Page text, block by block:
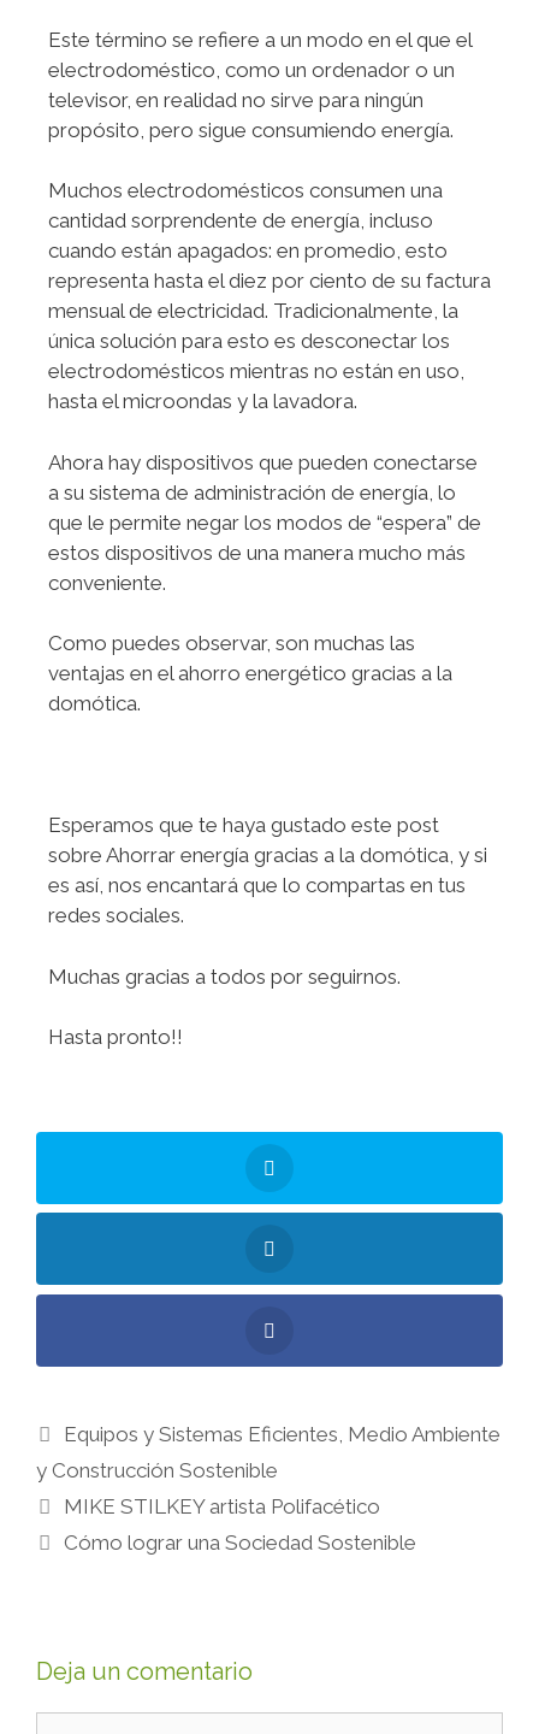
Este término se refiere a un modo en el que el
electrodoméstico, como un ordenador o un
televisor, en realidad no sirve para ningún
propósito, pero sigue consumiendo energía.
Muchos electrodomésticos consumen una
cantidad sorprendente de energía, incluso
cuando están apagados: en promedio, esto
representa hasta el diez por ciento de su factura
mensual de electricidad. Tradicionalmente, la
única solución para esto es desconectar los
electrodomésticos mientras no están en uso,
hasta el microondas y la lavadora.
Ahora hay dispositivos que pueden conectarse
a su sistema de administración de energía, lo
que le permite negar los modos de “espera” de
estos dispositivos de una manera mucho más
conveniente.
Como puedes observar, son muchas las
ventajas en el ahorro energético gracias a la
domótica.
Esperamos que te haya gustado este post
sobre Ahorrar energía gracias a la domótica, y si
es así, nos encantará que lo compartas en tus
redes sociales.
Muchas gracias a todos por seguirnos.
Hasta pronto!!
Equipos y Sistemas Eficientes, Medio Ambiente
y Construcción Sostenible
MIKE STILKEY artista Polifacético
Cómo lograr una Sociedad Sostenible
Deja un comentario